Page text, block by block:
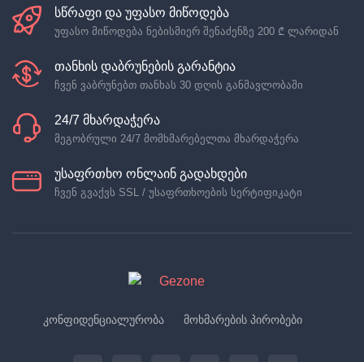
სწრაფი და უფასო მიწოდება
უფასო მიწოდება ნებისმიერ შენაძენზე 200 ₾ ლარიდან
თანხის დაბრუნების გარანტია
ჩვენ ვაბრუნებთ თანხას 30 დღის განმავლობაში
24/7 მხარდაჭერა
მეგობრული 24/7 მომხმარებელთა მხარდაჭერა
უსაფრთხო ონლაინ გადახდები
ჩვენ გვაქვს SSL / უსაფრთხოების სერტიფიკატი
კონფიდენციალურობა მოხმარების პირობები